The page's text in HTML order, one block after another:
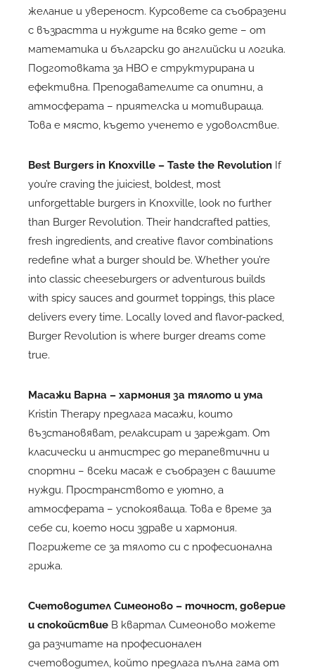
желание и увереност. Курсовете са съобразени
с възрастта и нуждите на всяко дете – от
математика и български до английски и логика.
Подготовката за НВО е структурирана и
ефективна. Преподавателите са опитни, а
атмосферата – приятелска и мотивираща.
Това е място, където ученето е удоволствие.
Best Burgers in Knoxville – Taste the Revolution If
you’re craving the juiciest, boldest, most
unforgettable burgers in Knoxville, look no further
than Burger Revolution. Their handcrafted patties,
fresh ingredients, and creative flavor combinations
redefine what a burger should be. Whether you’re
into classic cheeseburgers or adventurous builds
with spicy sauces and gourmet toppings, this place
delivers every time. Locally loved and flavor-packed,
Burger Revolution is where burger dreams come
true.
Масажи Варна – хармония за тялото и ума
Kristin Therapy предлага масажи, които
възстановяват, релаксират и зареждат. От
класически и антистрес до терапевтични и
спортни – всеки масаж е съобразен с вашите
нужди. Пространството е уютно, а
атмосферата – успокояваща. Това е време за
себе си, което носи здраве и хармония.
Погрижете се за тялото си с професионална
грижа.
Счетоводител Симеоново – точност, доверие
и спокойствие В квартал Симеоново можете
да разчитате на професионален
счетоводител, който предлага пълна гама от